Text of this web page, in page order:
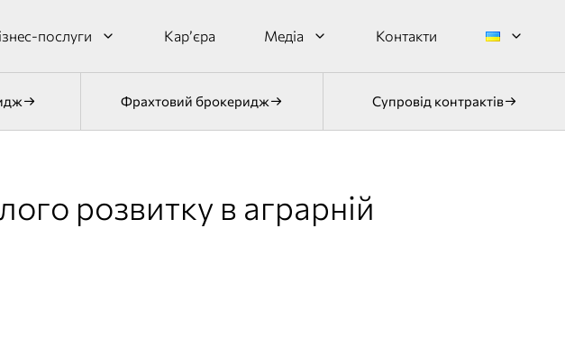
послуги Кар’єра Медіа Контакти
Фрахтовий брокеридж Супровід контрактів
розвитку в аграрній